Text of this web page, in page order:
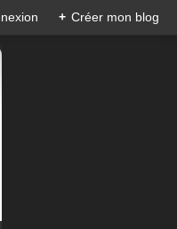
+ Créer mon blog